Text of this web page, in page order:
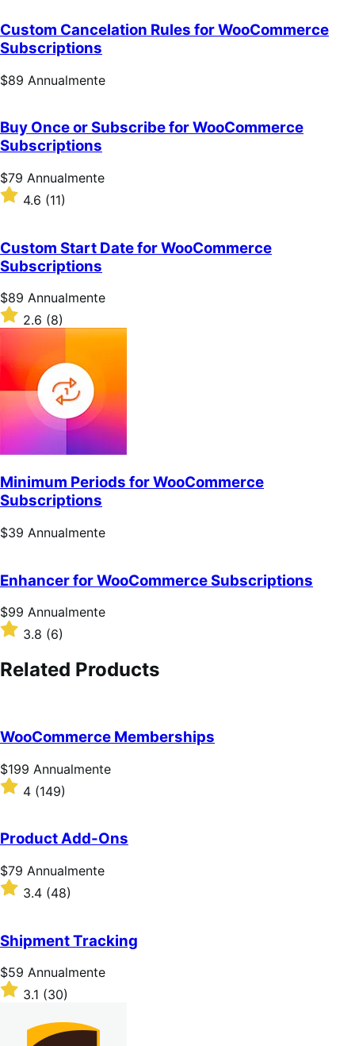
5
stelle
Custom Cancelation Rules for WooCommerce
Subscriptions
Prezzo
$89 Annualmente
Buy Once or Subscribe for WooCommerce
Subscriptions
Prezzo
$79
Annualmente
$79 Annualmente
Valutato
5
stelle
4.6 (11)
Custom Start Date for WooCommerce
Subscriptions
Prezzo
$89
Annualmente
$89 Annualmente
Valutato
2.6
5
2.6 (8)
Minimum Periods for WooCommerce
Subscriptions
Prezzo
$39 Annualmente
Enhancer for WooCommerce Subscriptions
Prezzo
$99
Annualmente
$99 Annualmente
Valutato
su
5
3.8 (6)
Related Products
WooCommerce Memberships
Prezzo
$199
Annualmente
$199 Annualmente
Valutato
4
5
stelle
4 (149)
Product Add-Ons
Prezzo
$79
Annualmente
$79 Annualmente
Valutato
5
stelle
3.4 (48)
Shipment Tracking
Prezzo
$59
Annualmente
$59 Annualmente
Valutato
3.1 (30)